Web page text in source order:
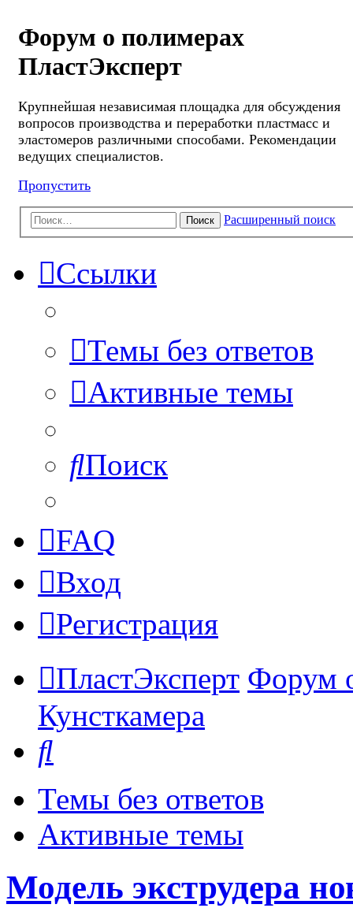
Форум о полимерах
ПластЭксперт
Крупнейшая независимая площадка для обсуждения
вопросов производства и переработки пластмасс и
эластомеров различными способами. Рекомендации
ведущих специалистов.
Пропустить
Поиск Расширенный поиск
Ссылки
Темы без ответов
Активные темы
Поиск
FAQ
Вход
Регистрация
ПластЭксперт Форум
Кунсткамера
Темы без ответов
Активные темы
Модель экструдера